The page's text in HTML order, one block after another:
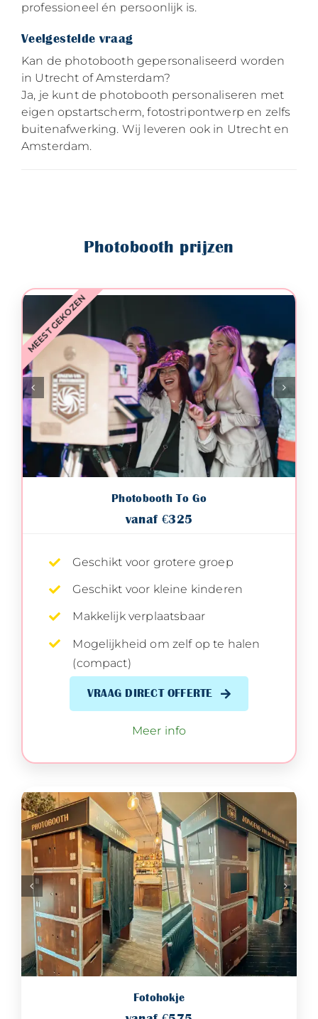
professioneel én persoonlijk is.
Veelgestelde vraag
Kan de photobooth gepersonaliseerd worden
in Utrecht of Amsterdam?
Ja, je kunt de photobooth personaliseren met
eigen opstartscherm, fotostripontwerp en zelfs
buitenafwerking. Wij leveren ook in Utrecht en
Amsterdam.
Photobooth prijzen
Fotohokje
Photobooth To Go
vanaf €325
Geschikt voor grotere groep
Geschikt voor kleine kinderen
Makkelijk verplaatsbaar
Mogelijkheid om zelf op te halen
(compact)
VRAAG DIRECT OFFERTE
Meer info